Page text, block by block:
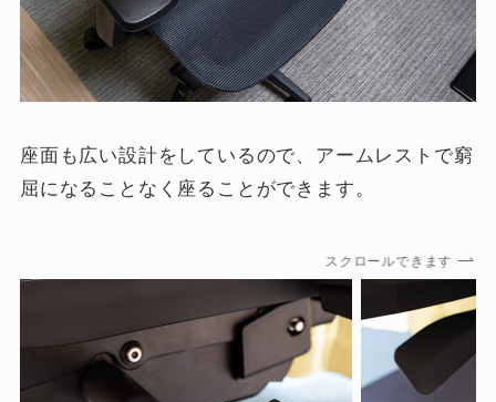
座面も広い設計をしているので、アームレストで窮
屈になることなく座ることができます。
スクロールできます